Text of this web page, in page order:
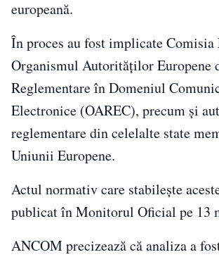
europeană.
În proces au fost implicate Comisia
Organismul Autorităților Europene
Reglementare în Domeniul
Electronice (OAREC), precum și
reglementare din celelalte state
Uniunii Europene.
Actul normativ care stabilește
publicat în Monitorul Oficial pe 13
ANCOM precizează că analiza a